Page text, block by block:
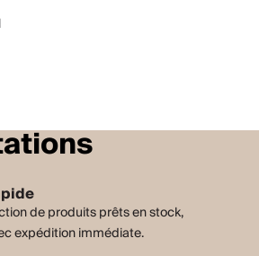
de produits prêts en stock,
expédition immédiate.